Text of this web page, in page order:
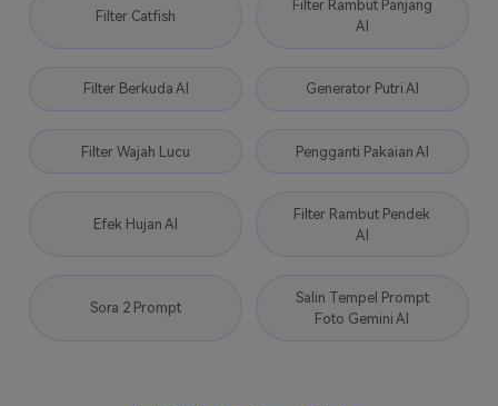
Filter Catfish
Filter Rambut Panjang
AI
Filter Berkuda AI Generator Putri AI
Filter Wajah Lucu Pengganti Pakaian AI
Efek Hujan AI
Filter Rambut Pendek
AI
Sora 2 Prompt
Salin Tempel Prompt
Foto Gemini AI